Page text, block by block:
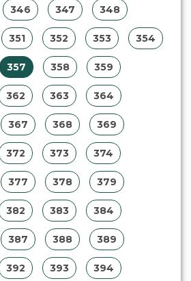
346 347 348
351 352 353 354
357 358 359
362 363 364
367 368 369
372 373 374
377 378 379
382 383 384
387 388 389
392 393 394